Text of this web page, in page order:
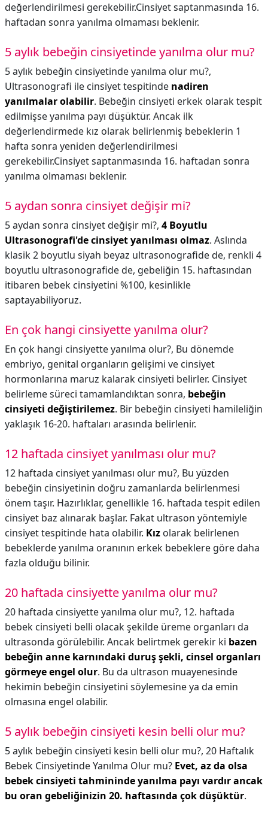
değerlendirilmesi gerekebilir.Cinsiyet saptanmasında 16.
haftadan sonra yanılma olmaması beklenir.
5 aylık bebeğin cinsiyetinde yanılma olur mu?
5 aylık bebeğin cinsiyetinde yanılma olur mu?,
Ultrasonografi ile cinsiyet tespitinde nadiren
yanılmalar olabilir. Bebeğin cinsiyeti erkek olarak tespit
edilmişse yanılma payı düşüktür. Ancak ilk
değerlendirmede kız olarak belirlenmiş bebeklerin 1
hafta sonra yeniden değerlendirilmesi
gerekebilir.Cinsiyet saptanmasında 16. haftadan sonra
yanılma olmaması beklenir.
5 aydan sonra cinsiyet değişir mi?
5 aydan sonra cinsiyet değişir mi?, 4 Boyutlu
Ultrasonografi'de cinsiyet yanılması olmaz. Aslında
klasik 2 boyutlu siyah beyaz ultrasonografide de, renkli 4
boyutlu ultrasonografide de, gebeliğin 15. haftasından
itibaren bebek cinsiyetini %100, kesinlikle
saptayabiliyoruz.
En çok hangi cinsiyette yanılma olur?
En çok hangi cinsiyette yanılma olur?, Bu dönemde
embriyo, genital organların gelişimi ve cinsiyet
hormonlarına maruz kalarak cinsiyeti belirler. Cinsiyet
belirleme süreci tamamlandıktan sonra, bebeğin
cinsiyeti değiştirilemez. Bir bebeğin cinsiyeti hamileliğin
yaklaşık 16-20. haftaları arasında belirlenir.
12 haftada cinsiyet yanılması olur mu?
12 haftada cinsiyet yanılması olur mu?, Bu yüzden
bebeğin cinsiyetinin doğru zamanlarda belirlenmesi
önem taşır. Hazırlıklar, genellikle 16. haftada tespit edilen
cinsiyet baz alınarak başlar. Fakat ultrason yöntemiyle
cinsiyet tespitinde hata olabilir. Kız olarak belirlenen
bebeklerde yanılma oranının erkek bebeklere göre daha
fazla olduğu bilinir.
20 haftada cinsiyette yanılma olur mu?
20 haftada cinsiyette yanılma olur mu?, 12. haftada
bebek cinsiyeti belli olacak şekilde üreme organları da
ultrasonda görülebilir. Ancak belirtmek gerekir ki bazen
bebeğin anne karnındaki duruş şekli, cinsel organları
görmeye engel olur. Bu da ultrason muayenesinde
hekimin bebeğin cinsiyetini söylemesine ya da emin
olmasına engel olabilir.
5 aylık bebeğin cinsiyeti kesin belli olur mu?
5 aylık bebeğin cinsiyeti kesin belli olur mu?, 20 Haftalık
Bebek Cinsiyetinde Yanılma Olur mu? Evet, az da olsa
bebek cinsiyeti tahmininde yanılma payı vardır ancak
bu oran gebeliğinizin 20. haftasında çok düşüktür.